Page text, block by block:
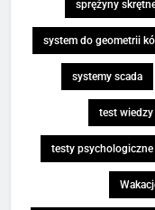
sprężyny
system do geometrii
systemy scada
test
testy